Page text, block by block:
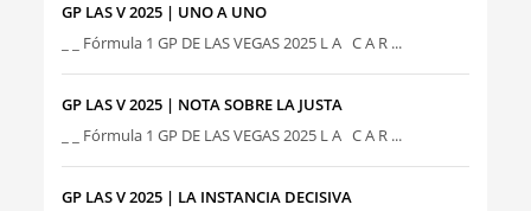
GP LAS V 2025 | UNO A UNO
_ _ Fórmula 1 GP DE LAS VEGAS 2025 L A C A R ...
GP LAS V 2025 | NOTA SOBRE LA JUSTA
_ _ Fórmula 1 GP DE LAS VEGAS 2025 L A C A R ...
GP LAS V 2025 | LA INSTANCIA DECISIVA